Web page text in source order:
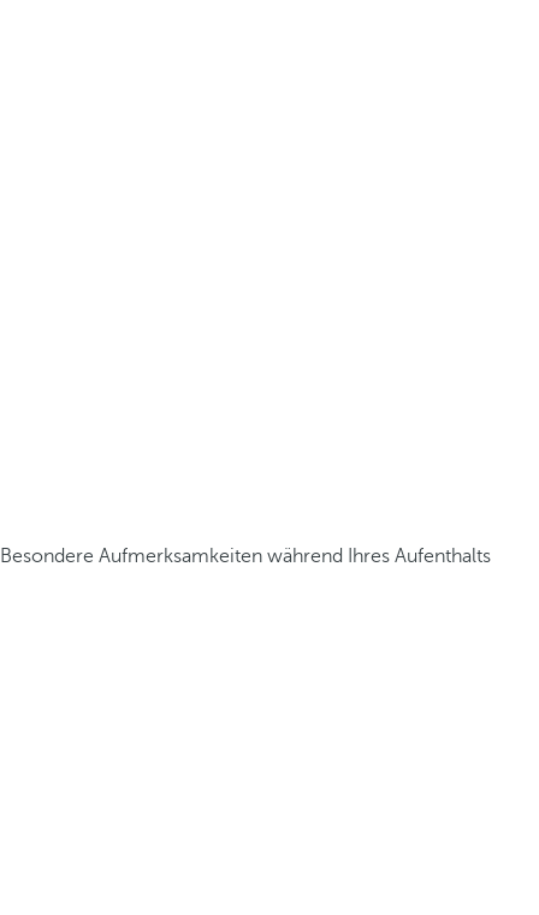
Besondere Aufmerksamkeiten während Ihres Aufenthalts